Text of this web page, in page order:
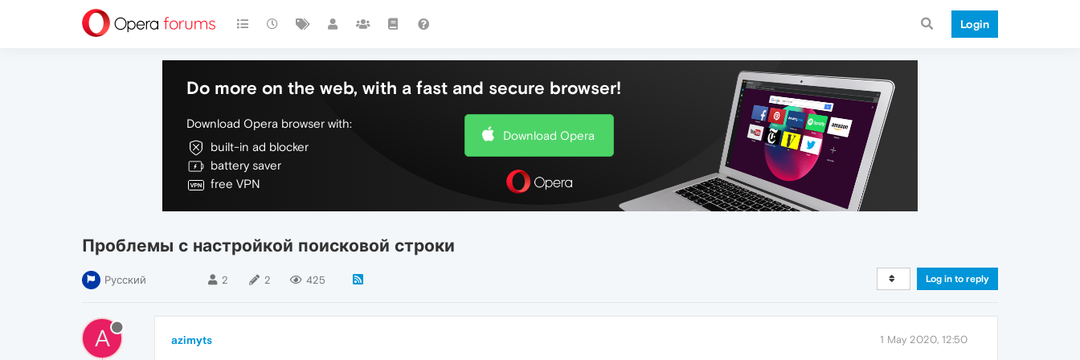
Login
Do more on the web, with a fast and secure browser!
Download Opera browser with:
built-in ad blocker
battery saver
free VPN
Download Opera
Проблемы с настройкой поисковой строки
Русский 2 2 425 Log in to reply
A azimyts 1 May 2020, 12:50